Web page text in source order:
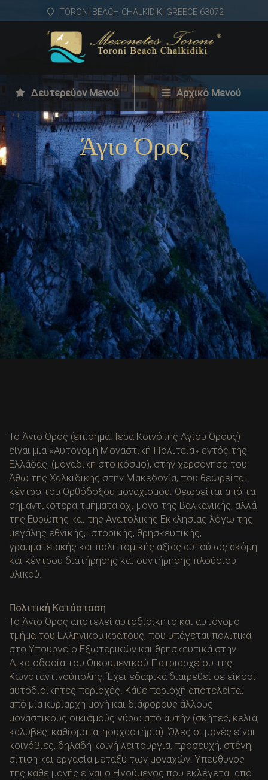
TORONI BEACH CHALKIDIKI GREECE 63072
Δευτερεύον Μενού Αρχικό Μενού
Άγιο Όρος
Το Άγιο Όρος (επίσημα: Ιερά Κοινότης Αγίου Όρους)
είναι μια «Αυτόνομη Μοναστική Πολιτεία» εντός της
Ελλάδας, (μοναδική στο κόσμο), στην χερσόνησο του
Άθω της Χαλκιδικής στην Μακεδονία, που θεωρείται
κέντρο του Ορθόδοξου μοναχισμού. Θεωρείται από τα
σημαντικότερα τμήματα όχι μόνο της Βαλκανικής, αλλά
της Ευρώπης και της Ανατολικής Εκκλησίας λόγω της
μεγάλης εθνικής, ιστορικής, θρησκευτικής,
γραμματειακής και πολιτισμικής αξίας αυτού ως ακόμη
και κέντρου διατήρησης και συντήρησης πλούσιου
υλικού.
Πολιτική Κατάσταση
Το Άγιο Όρος αποτελεί αυτοδιοίκητο και αυτόνομο
τμήμα του Ελληνικού κράτους, που υπάγεται πολιτικά
στο Υπουργείο Εξωτερικών και θρησκευτικά στην
Δικαιοδοσία του Οικουμενικού Πατριαρχείου της
Κωνσταντινούπολης. Έχει εδαφικά διαιρεθεί σε είκοσι
αυτοδιοίκητες περιοχές. Κάθε περιοχή αποτελείται
από μία κυρίαρχη μονή και διάφορους άλλους
μοναστικούς οικισμούς γύρω από αυτήν (σκήτες, κελιά,
καλύβες, καθίσματα, ησυχαστήρια). Όλες οι μονές είναι
κοινόβιες, δηλαδή κοινή λειτουργία, προσευχή, στέγη,
σίτιση και εργασία μεταξύ των μοναχών. Υπεύθυνος
της κάθε μονής είναι ο Ηγούμενος που εκλέγεται από